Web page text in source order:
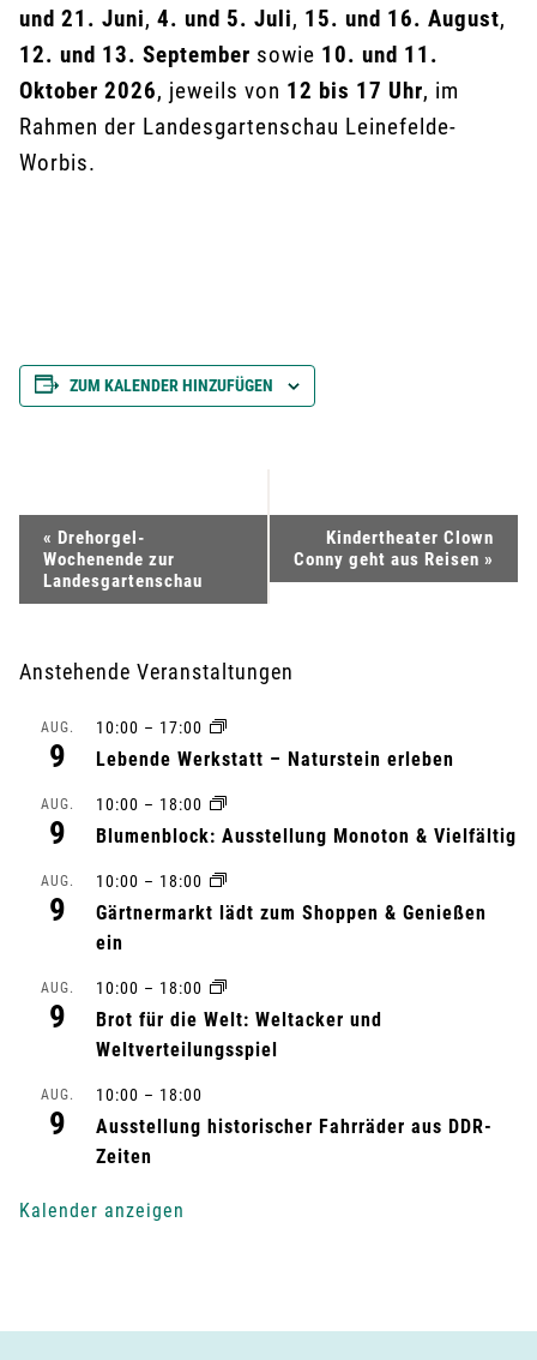
und 21. Juni, 4. und 5. Juli, 15. und 16. August,
12. und 13. September sowie 10. und 11.
Oktober 2026, jeweils von 12 bis 17 Uhr, im
Rahmen der Landesgartenschau Leinefelde-
Worbis.
ZUM KALENDER HINZUFÜGEN
e
a
-
« Drehorgel-
Wochenende zur
Landesgartenschau
Kindertheater Clown
Conny geht aus Reisen »
Anstehende Veranstaltungen
AUG.
9
10:00 – 17:00
Lebende Werkstatt – Naturstein erleben
AUG.
9
10:00 – 18:00
Blumenblock: Ausstellung Monoton & Vielfältig
AUG.
9
10:00 – 18:00
Gärtnermarkt lädt zum Shoppen & Genießen
ein
AUG.
9
10:00 – 18:00
Brot für die Welt: Weltacker und
Weltverteilungsspiel
AUG.
9
10:00 – 18:00
Ausstellung historischer Fahrräder aus DDR-
Zeiten
Kalender anzeigen